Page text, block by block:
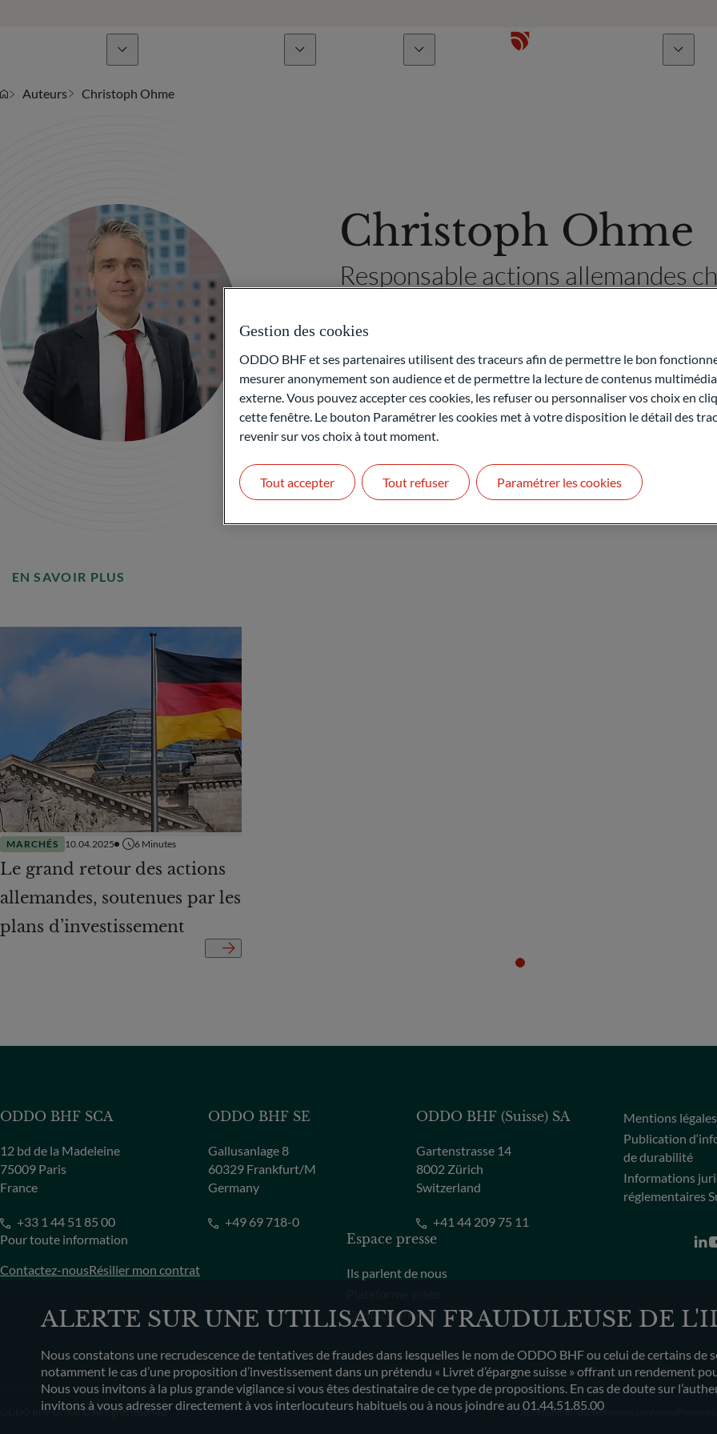
ALERTE SUR UNE UTILISATION FRAUDULEUSE DE
Nous constatons une recrudescence de tentatives de fraudes dans lesquelles le nom de ODDO BHF ou celui de certains de
notamment le cas d’une proposition d’investissement dans un prétendu « Livret d’épargne suisse » offrant un rendement
Nous vous invitons à la plus grande vigilance si vous êtes destinataire de ce type de propositions. En cas de doute sur
invitons à vous adresser directement à vos interlocuteurs habituels ou à nous joindre au 01.44.51.85.00
Auteurs Christoph Ohme
Christoph Ohme
Responsable actions allemandes
Christoph Ohme est responsable de la gestion Actions
BHF en janvier 2024 après avoir travaillé pendant 18 ans chez
actions allemandes. Christoph Ohme, CFA, est diplômé de
Contact
EN SAVOIR PLUS
MARCHÉS 10.04.2025 6 Minutes
Le grand retour des actions
allemandes, soutenues par les
plans d’investissement
ODDO BHF SCA
12 bd de la Madeleine
75009 Paris
France
+33 1 44 51 85 00
ODDO BHF SE
Gallusanlage 8
60329 Frankfurt/M
Germany
+49 69 718-0
ODDO BHF (Suisse) SA
Gartenstrasse 14
8002 Zürich
Switzerland
+41 44 209 75 11
Mentions légales
Publication
de durabilité
Informations
réglementaires
Pour toute information
Contactez-nousRésilier mon contrat
Espace presse
Ils parlent de nous
Contacts Presse
ODDO BHF Group © All rights reserved Accessibilité : partiellement conforme
Gestion des cookies
ODDO BHF et ses partenaires utilisent des traceurs afin de permettre le bon
mesurer anonymement son audience et de permettre la lecture de contenus
externe. Vous pouvez accepter ces cookies, les refuser ou personnaliser vos choix en
cette fenêtre. Le bouton Paramétrer les cookies met à votre disposition le détail des
revenir sur vos choix à tout moment.
Tout refuser
Tout accepter Paramétrer les cookies